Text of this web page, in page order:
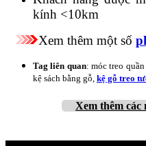
kính <10km
Xem thêm một số
Tag liên quan: móc treo
kệ sách bằng gỗ, kệ gỗ treo
Xem thêm các